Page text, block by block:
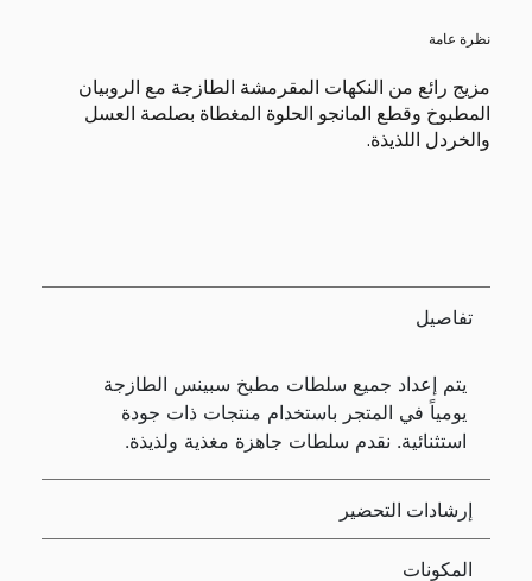
نظرة عامة
مزيج رائع من النكهات المقرمشة الطازجة مع الروبيان
المطبوخ وقطع المانجو الحلوة المغطاة بصلصة العسل
والخردل اللذيذة.
تفاصيل
يتم إعداد جميع سلطات مطبخ سبينس الطازجة
يومياً في المتجر باستخدام منتجات ذات جودة
استثنائية. نقدم سلطات جاهزة مغذية ولذيذة.
إرشادات التحضير
المكونات